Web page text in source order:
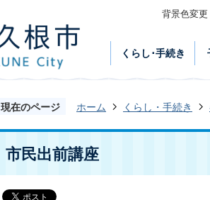
背景色変更
くらし･手続き
現在のページ ホーム くらし・手続き
市民出前講座